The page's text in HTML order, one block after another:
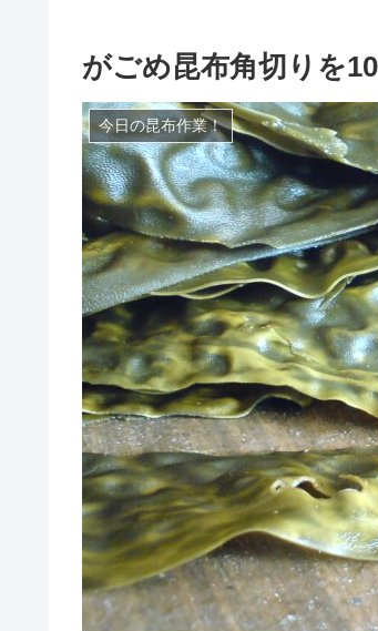
がごめ昆布角切りを
今日の昆布作業！